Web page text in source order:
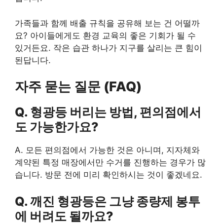
가족들과 함께 배출 규칙을 공유해 보는 건 어떨까
요? 아이들에게도 환경 교육의 좋은 기회가 될 수
있거든요. 작은 습관 하나가 지구를 살리는 큰 힘이
된답니다.
자주 묻는 질문 (FAQ)
Q. 형광등 버리는 방법, 편의점에서
도 가능한가요?
A. 모든 편의점에서 가능한 것은 아니며, 지자체와
계약된 특정 매장에서만 수거를 진행하는 경우가 많
습니다. 방문 전에 미리 확인하시는 것이 좋겠네요.
Q. 깨진 형광등은 그냥 종량제 봉투
에 버려도 될까요?